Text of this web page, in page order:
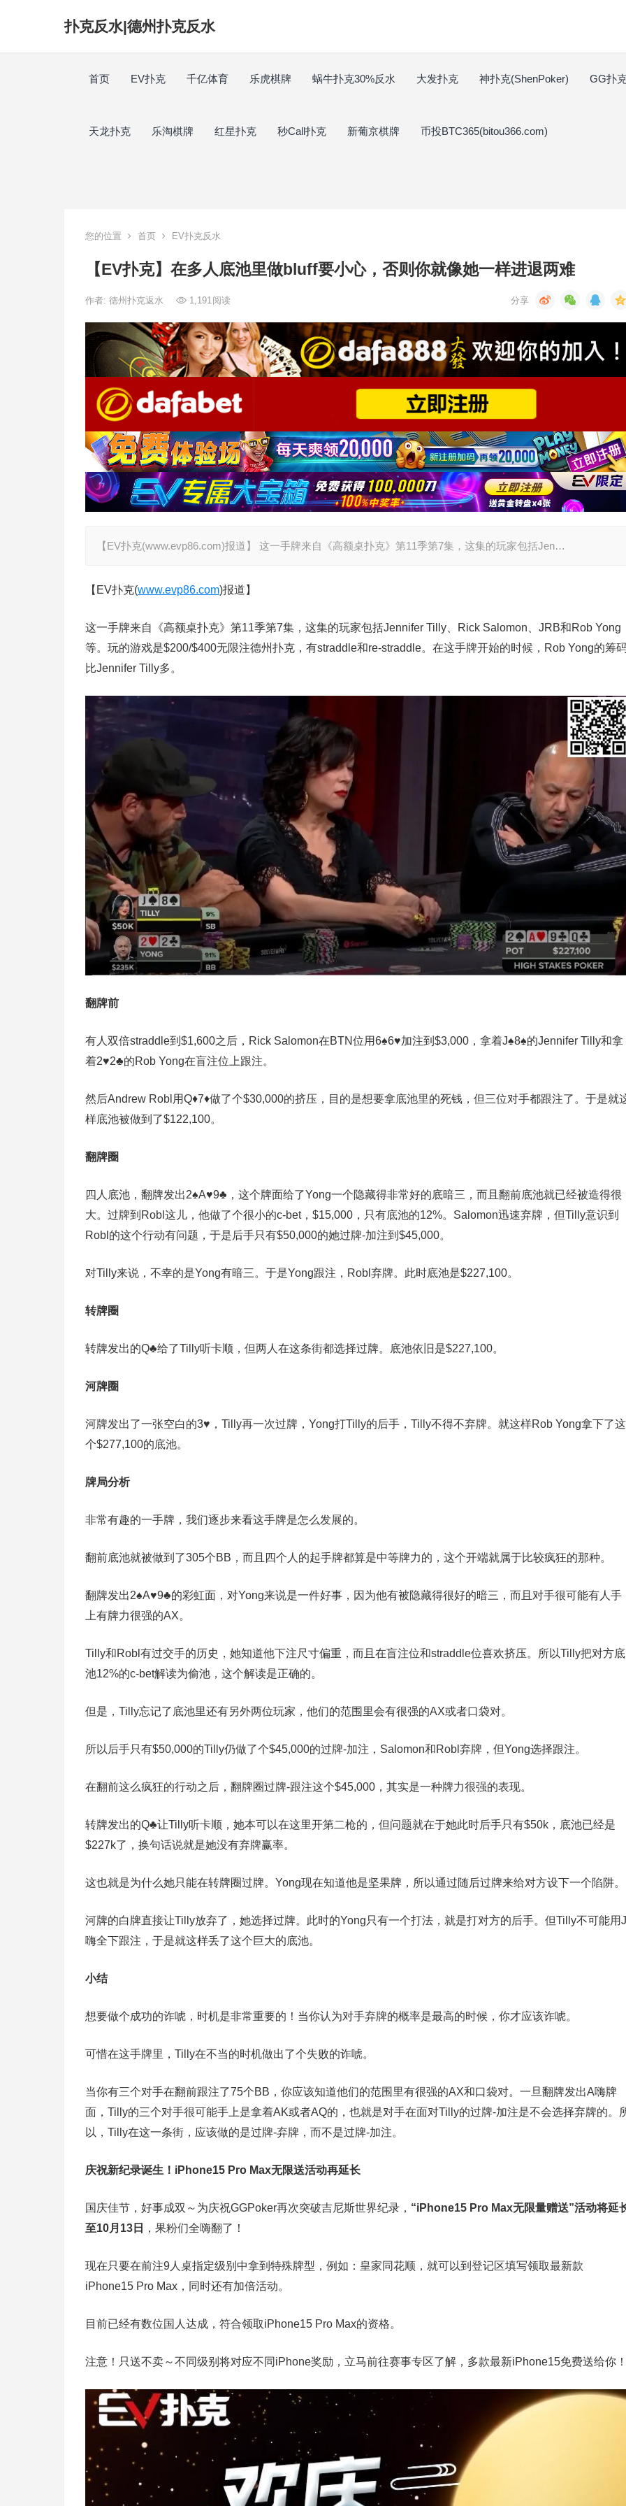
扑克反水|德州扑克反水
首页 EV扑克 千亿体育 乐虎棋牌 蜗牛扑克30%反水 大发扑克 神扑克(ShenPoker) GG扑
天龙扑克 乐淘棋牌 红星扑克 秒Call扑克 新葡京棋牌 币投BTC365(bitou366.com)
您的位置 首页 EV扑克反水
【EV扑克】在多人底池里做bluff要小心，否则你就像她一样进退两难
作者: 德州扑克返水 1,191阅读
【EV扑克(www.evp86.com)报道】 这一手牌来自《高额桌扑克》第11季第7集，这集的玩家包括Jen…
【EV扑克(www.evp86.com)报道】
这一手牌来自《高额桌扑克》第11季第7集，这集的玩家包括Jennifer Tilly、Rick Salomon、JRB和Rob Yong
等。玩的游戏是$200/$400无限注德州扑克，有straddle和re-straddle。在这手牌开始的时候，Rob Yong的筹
比Jennifer Tilly多。
翻牌前
有人双倍straddle到$1,600之后，Rick Salomon在BTN位用6♠6♥加注到$3,000，拿着J♠8♠的Jennifer Tilly和拿
着2♥2♣的Rob Yong在盲注位上跟注。
然后Andrew Robl用Q♦7♦做了个$30,000的挤压，目的是想要拿底池里的死钱，但三位对手都跟注了。于是就
样底池被做到了$122,100。
翻牌圈
四人底池，翻牌发出2♠A♥9♣，这个牌面给了Yong一个隐藏得非常好的底暗三，而且翻前底池就已经被造得很
大。过牌到Robl这儿，他做了个很小的c-bet，$15,000，只有底池的12%。Salomon迅速弃牌，但Tilly意识到
Robl的这个行动有问题，于是后手只有$50,000的她过牌-加注到$45,000。
对Tilly来说，不幸的是Yong有暗三。于是Yong跟注，Robl弃牌。此时底池是$227,100。
转牌圈
转牌发出的Q♣给了Tilly听卡顺，但两人在这条街都选择过牌。底池依旧是$227,100。
河牌圈
河牌发出了一张空白的3♥，Tilly再一次过牌，Yong打Tilly的后手，Tilly不得不弃牌。就这样Rob Yong拿下了这
个$277,100的底池。
牌局分析
非常有趣的一手牌，我们逐步来看这手牌是怎么发展的。
翻前底池就被做到了305个BB，而且四个人的起手牌都算是中等牌力的，这个开端就属于比较疯狂的那种。
翻牌发出2♠A♥9♣的彩虹面，对Yong来说是一件好事，因为他有被隐藏得很好的暗三，而且对手很可能有人手
上有牌力很强的AX。
Tilly和Robl有过交手的历史，她知道他下注尺寸偏重，而且在盲注位和straddle位喜欢挤压。所以Tilly把对方底
池12%的c-bet解读为偷池，这个解读是正确的。
但是，Tilly忘记了底池里还有另外两位玩家，他们的范围里会有很强的AX或者口袋对。
所以后手只有$50,000的Tilly仍做了个$45,000的过牌-加注，Salomon和Robl弃牌，但Yong选择跟注。
在翻前这么疯狂的行动之后，翻牌圈过牌-跟注这个$45,000，其实是一种牌力很强的表现。
转牌发出的Q♣让Tilly听卡顺，她本可以在这里开第二枪的，但问题就在于她此时后手只有$50k，底池已经是
$227k了，换句话说就是她没有弃牌赢率。
这也就是为什么她只能在转牌圈过牌。Yong现在知道他是坚果牌，所以通过随后过牌来给对方设下一个陷阱。
河牌的白牌直接让Tilly放弃了，她选择过牌。此时的Yong只有一个打法，就是打对方的后手。但Tilly不可能用J
嗨全下跟注，于是就这样丢了这个巨大的底池。
小结
想要做个成功的诈唬，时机是非常重要的！当你认为对手弃牌的概率是最高的时候，你才应该诈唬。
可惜在这手牌里，Tilly在不当的时机做出了个失败的诈唬。
当你有三个对手在翻前跟注了75个BB，你应该知道他们的范围里有很强的AX和口袋对。一旦翻牌发出A嗨牌
面，Tilly的三个对手很可能手上是拿着AK或者AQ的，也就是对手在面对Tilly的过牌-加注是不会选择弃牌的。
以，Tilly在这一条街，应该做的是过牌-弃牌，而不是过牌-加注。
庆祝新纪录诞生！ iPhone15 Pro Max无限送活动再延长
国庆佳节， 好事成双～为庆祝GGPoker再次突破吉尼斯世界纪录， “iPhone15 Pro Max无限量赠送”活动将延
至10月13日
，果粉们全嗨翻了！
现在只要在前注9人桌指定级别中拿到特殊牌型，例如：皇家同花顺，就可以到登记区填写领取最新款
iPhone15 Pro Max，同时还有加倍活动。
目前已经有数位国人达成，符合领取iPhone15 Pro Max的资格。
注意！只送不卖～不同级别将对应不同iPhone奖励，立马前往赛事专区了解，多款最新iPhone15免费送给你